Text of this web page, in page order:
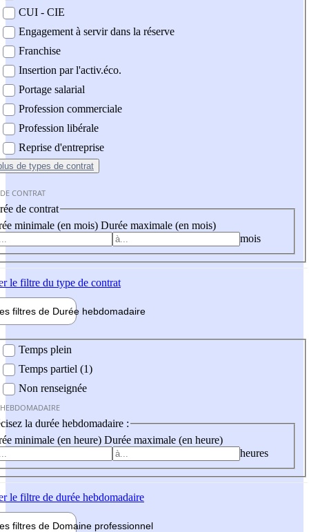
CUI - CIE
Engagement à servir dans la réserve
Franchise
Insertion par l'activ.éco.
Portage salarial
Profession commerciale
Profession libérale
Reprise d'entreprise
de types de contrat
CONTRAT
de contrat
minimale (en mois) Durée maximale (en mois)
mois
le filtre du type de contrat
filtres de Durée hebdomadaire
Temps plein
Temps partiel (1)
Non renseignée
la durée hebdomadaire :
minimale (en heure) Durée maximale (en heure)
heures
le filtre de durée hebdomadaire
filtres de Domaine professionnel